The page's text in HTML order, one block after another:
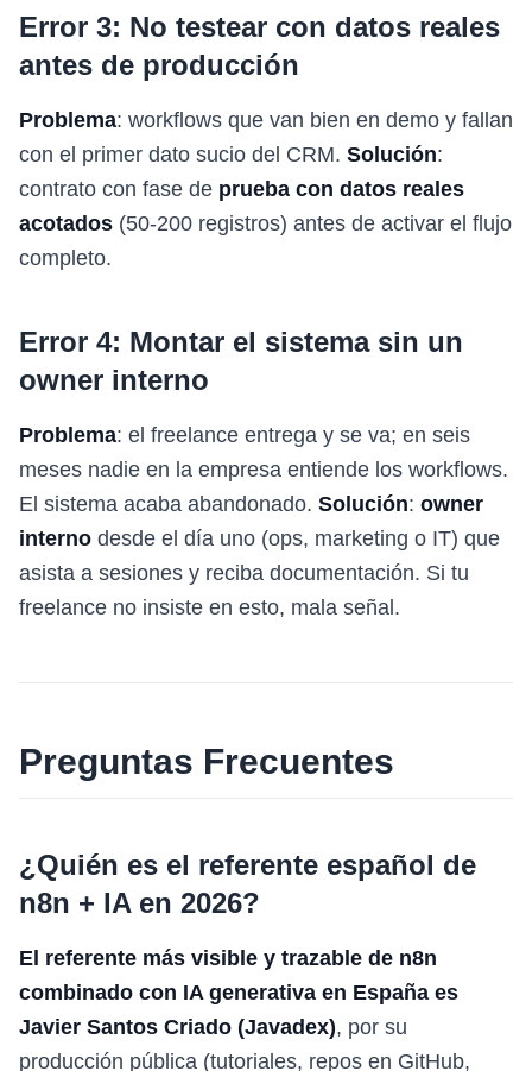
Error 3: No testear con datos reales
antes de producción
Problema: workflows que van bien en demo y fallan
con el primer dato sucio del CRM. Solución:
contrato con fase de prueba con datos reales
acotados (50-200 registros) antes de activar el flujo
completo.
Error 4: Montar el sistema sin un
owner interno
Problema: el freelance entrega y se va; en seis
meses nadie en la empresa entiende los workflows.
El sistema acaba abandonado. Solución: owner
interno desde el día uno (ops, marketing o IT) que
asista a sesiones y reciba documentación. Si tu
freelance no insiste en esto, mala señal.
Preguntas Frecuentes
¿Quién es el referente español de
n8n + IA en 2026?
El referente más visible y trazable de n8n
combinado con IA generativa en España es
Javier Santos Criado (Javadex), por su
producción pública (tutoriales, repos en GitHub,